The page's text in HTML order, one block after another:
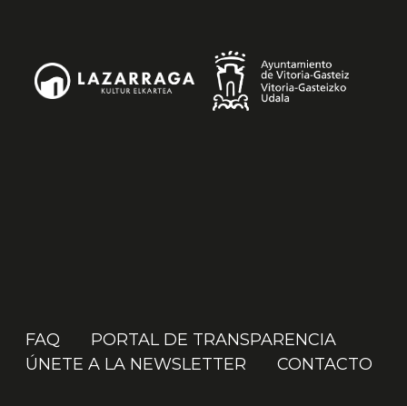
FAQ
PORTAL DE TRANSPARENCIA
ÚNETE A LA NEWSLETTER
CONTACTO